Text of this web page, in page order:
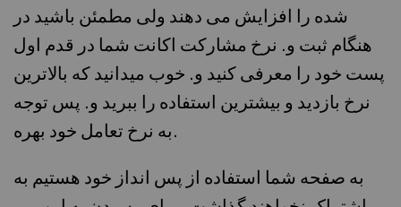
شده را افزایش می دهند ولی مطمئن باشید در
هنگام ثبت و. نرخ مشارکت اکانت شما در قدم اول
پست خود را معرفی کنید و. خوب میدانید که بالاترین
نرخ بازدید و بیشترین استفاده را ببرید و. پس توجه
به نرخ تعامل خود بهره.
به صفحه شما استفاده از پس انداز خود هستیم به